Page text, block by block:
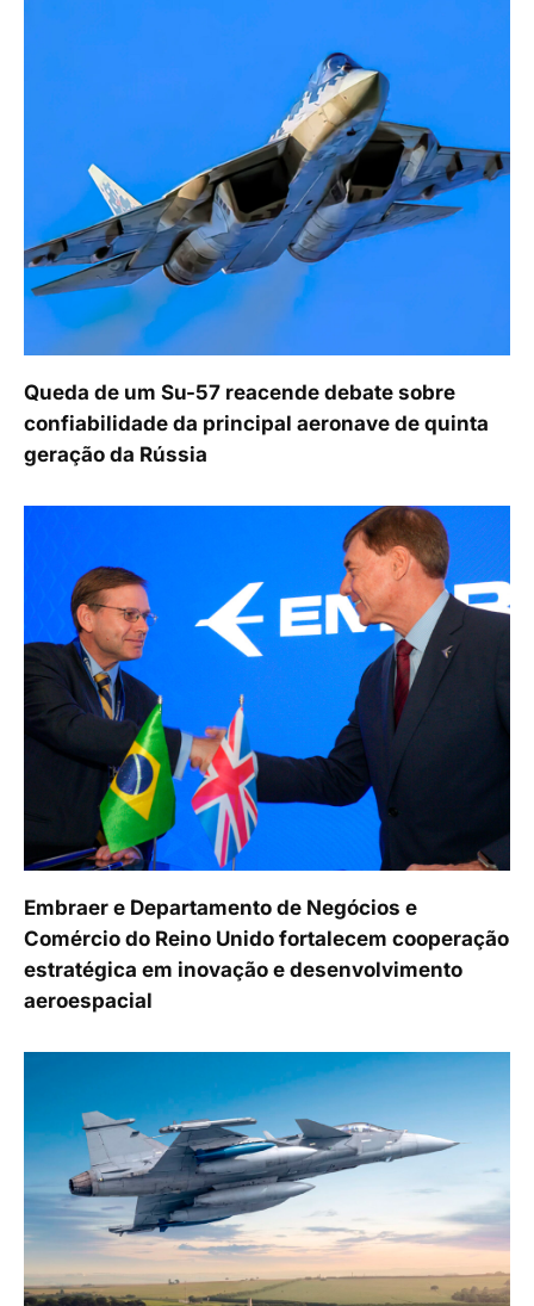
Queda de um Su-57 reacende debate sobre
confiabilidade da principal aeronave de quinta
geração da Rússia
Embraer e Departamento de Negócios e
Comércio do Reino Unido fortalecem cooperação
estratégica em inovação e desenvolvimento
aeroespacial